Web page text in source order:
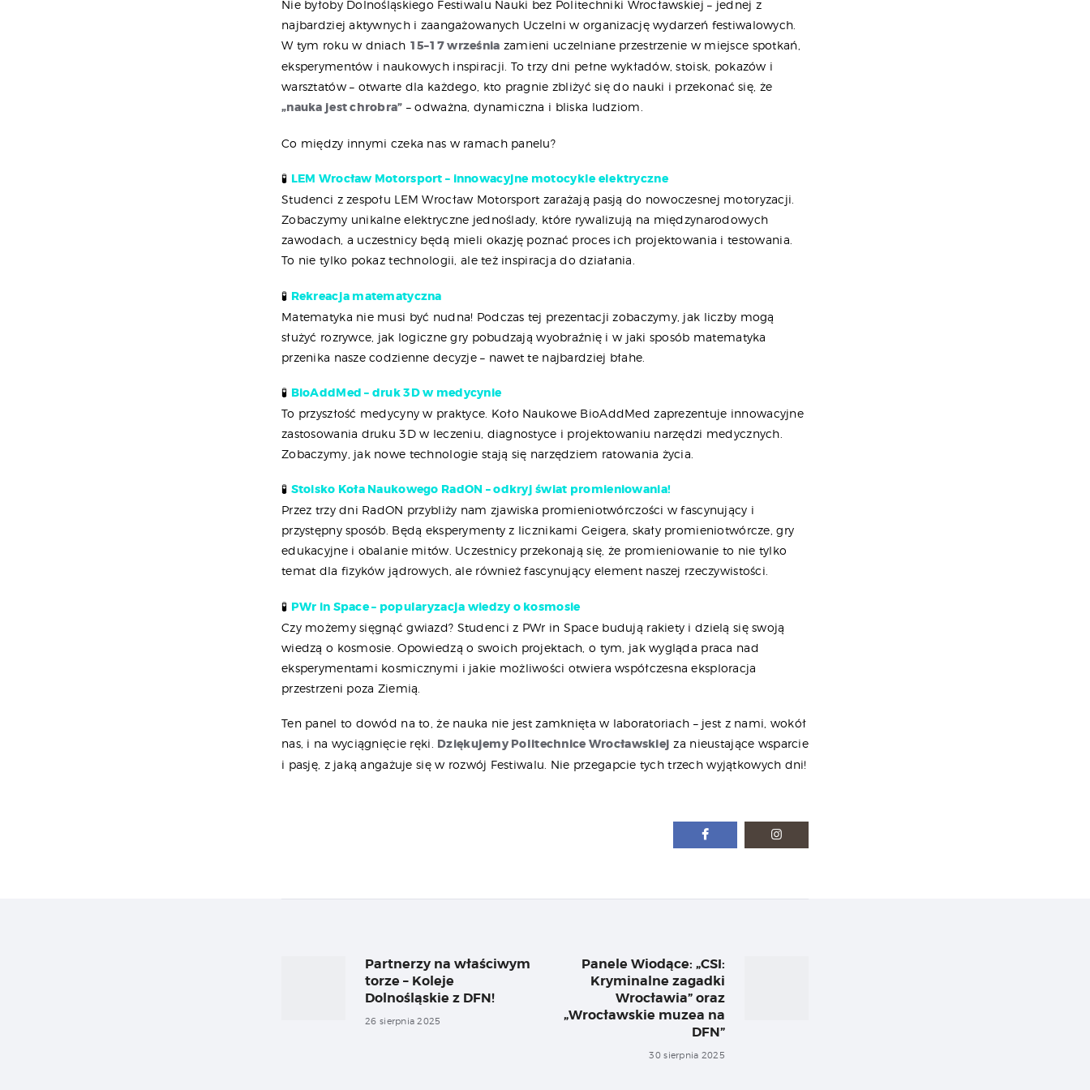
Nie byłoby Dolnośląskiego Festiwalu Nauki bez Politechniki Wrocławskiej – jednej z
najbardziej aktywnych i zaangażowanych Uczelni w organizację wydarzeń festiwalowych.
W tym roku w dniach 15–17 września zamieni uczelniane przestrzenie w miejsce spotkań,
eksperymentów i naukowych inspiracji. To trzy dni pełne wykładów, stoisk, pokazów i
warsztatów – otwarte dla każdego, kto pragnie zbliżyć się do nauki i przekonać się, że
„nauka jest chrobra” – odważna, dynamiczna i bliska ludziom.
Co między innymi czeka nas w ramach panelu?
🧪 LEM Wrocław Motorsport – innowacyjne motocykle elektryczne
Studenci z zespołu LEM Wrocław Motorsport zarażają pasją do nowoczesnej motoryzacji.
Zobaczymy unikalne elektryczne jednoślady, które rywalizują na międzynarodowych
zawodach, a uczestnicy będą mieli okazję poznać proces ich projektowania i testowania.
To nie tylko pokaz technologii, ale też inspiracja do działania.
🧪 Rekreacja matematyczna
Matematyka nie musi być nudna! Podczas tej prezentacji zobaczymy, jak liczby mogą
służyć rozrywce, jak logiczne gry pobudzają wyobraźnię i w jaki sposób matematyka
przenika nasze codzienne decyzje – nawet te najbardziej błahe.
🧪 BioAddMed – druk 3D w medycynie
To przyszłość medycyny w praktyce. Koło Naukowe BioAddMed zaprezentuje innowacyjne
zastosowania druku 3D w leczeniu, diagnostyce i projektowaniu narzędzi medycznych.
Zobaczymy, jak nowe technologie stają się narzędziem ratowania życia.
🧪 Stoisko Koła Naukowego RadON – odkryj świat promieniowania!
Przez trzy dni RadON przybliży nam zjawiska promieniotwórczości w fascynujący i
przystępny sposób. Będą eksperymenty z licznikami Geigera, skały promieniotwórcze, gry
edukacyjne i obalanie mitów. Uczestnicy przekonają się, że promieniowanie to nie tylko
temat dla fizyków jądrowych, ale również fascynujący element naszej rzeczywistości.
🧪 PWr in Space – popularyzacja wiedzy o kosmosie
Czy możemy sięgnąć gwiazd? Studenci z PWr in Space budują rakiety i dzielą się swoją
wiedzą o kosmosie. Opowiedzą o swoich projektach, o tym, jak wygląda praca nad
eksperymentami kosmicznymi i jakie możliwości otwiera współczesna eksploracja
przestrzeni poza Ziemią.
Ten panel to dowód na to, że nauka nie jest zamknięta w laboratoriach – jest z nami, wokół
nas, i na wyciągnięcie ręki. Dziękujemy Politechnice Wrocławskiej za nieustające wsparcie
i pasję, z jaką angażuje się w rozwój Festiwalu. Nie przegapcie tych trzech wyjątkowych dni!
wpisu
Previous
post:
Partnerzy na właściwym
torze – Koleje
Dolnośląskie z DFN!
26 sierpnia 2025
Panele Wiodące: „CSI:
Kryminalne zagadki
Wrocławia” oraz
„Wrocławskie muzea na
DFN”
30 sierpnia 2025